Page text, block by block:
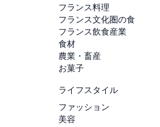
フランス料理
フランス文化圏の食
フランス飲食産業
食材
農業・畜産
お菓子
ライフスタイル
ファッション
美容